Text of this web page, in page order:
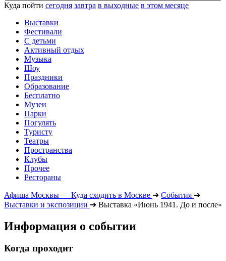
Куда пойти сегодня завтра в выходные в этом месяце
Выставки
Фестивали
С детьми
Активный отдых
Музыка
Шоу
Праздники
Образование
Бесплатно
Музеи
Парки
Погулять
Туристу
Театры
Пространства
Клубы
Прочее
Рестораны
Афиша Москвы — Куда сходить в Москве ➔ События ➔
Выставки и экспозиции ➔ Выставка «Июнь 1941. До и после»
Информация о событии
Когда проходит